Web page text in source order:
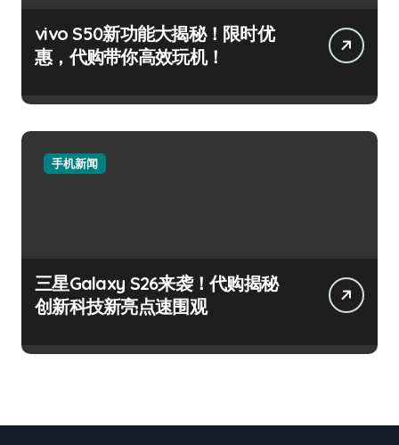
vivo S50新功能大揭秘！限时优
惠，代购带你高效玩机！
手机新闻
三星Galaxy S26来袭！代购揭秘
创新科技新亮点速围观